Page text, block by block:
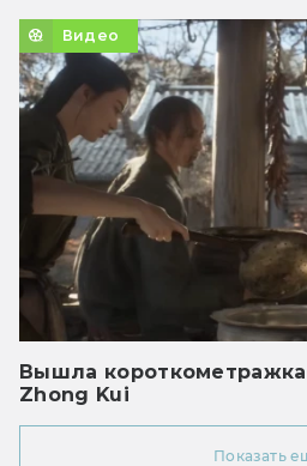
Видео
Вышла
Zhong Kui
Показать